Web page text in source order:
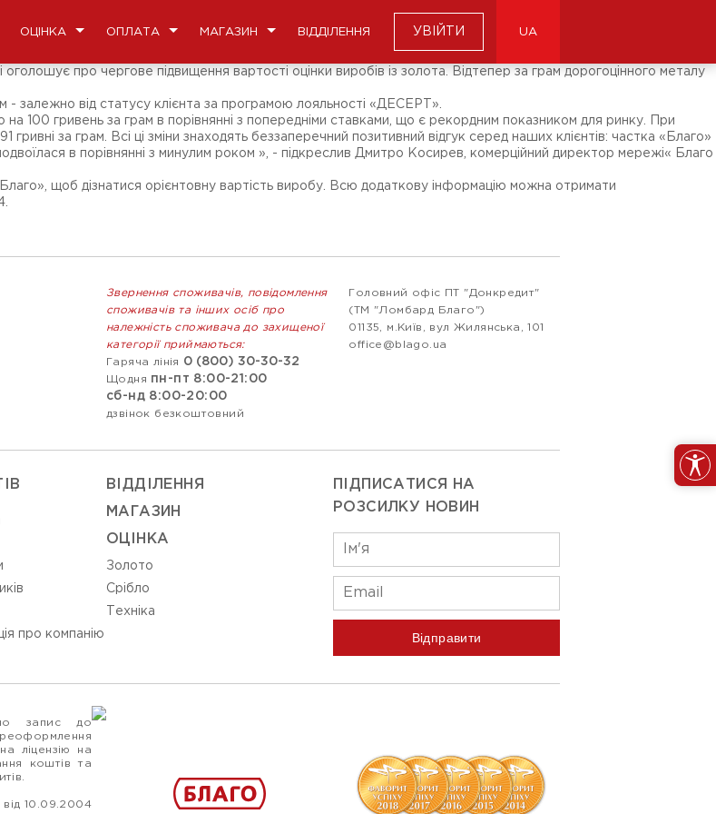
ОЦІНКА ОПЛАТА МАГАЗИН ВІДДІЛЕННЯ УВІЙТИ UA
про чергове підвищення вартості оцінки виробів із золота. Відтепер за грам дорогоцінного металу
залежно від статусу клієнта за програмою лояльності «ДЕСЕРТ».
100 гривень за грам в порівнянні з попередніми ставками, що є рекордним показником для ринку. При
за грам. Всі ці зміни знаходять беззаперечний позитивний відгук серед наших клієнтів: частка «Благо»
подвоїлася в порівнянні з минулим роком », - підкреслив Дмитро Косирев, комерційний директор мережі« Благо
щоб дізнатися орієнтовну вартість виробу. Всю додаткову інформацію можна отримати
Звернення споживачів, повідомлення
споживачів та інших осіб про
належність споживача до захищеної
категорії приймаються:
Гаряча лінія
0 (800) 30-30-32
Щодня пн-пт 8:00-21:00
сб-нд 8:00-20:00
дзвінок безкоштовний
Головний офіс ПТ "Донкредит"
(ТМ "Ломбард Благо")
01135, м.Київ, вул Жилянська, 101
office@blago.ua
про компанію
ВIДДIЛЕННЯ
МАГАЗИН
ОЦIНКА
Золото
Срiбло
Технiка
ПІДПИСАТИСЯ НА
РОЗСИЛКУ НОВИН
Відправити
запис до
ліцензію на
коштів та
10.09.2004